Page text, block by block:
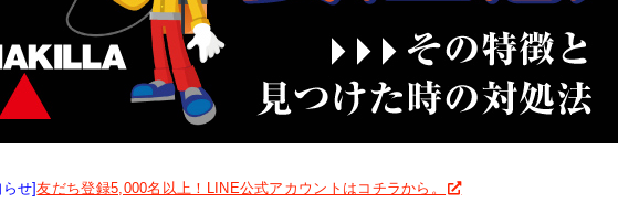
らせ]友だち登録5,000名以上！LINE公式アカウントはコチラから。